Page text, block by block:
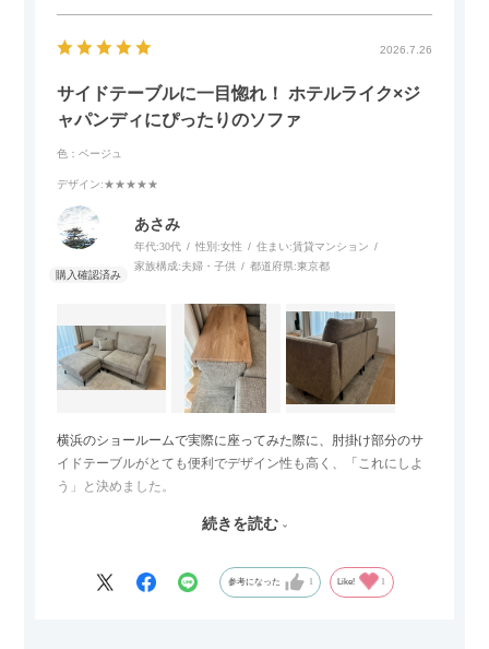
2026.7.26
サイドテーブルに一目惚れ！ ホテルライク×ジ
ャパンディにぴったりのソファ
色：ベージュ
デザイン:★★★★★
あさみ
年代:30代 性別:女性 住まい:賃貸マンション
家族構成:夫婦・子供 都道府県:東京都
横浜のショールームで実際に座ってみた際に、肘掛け部分のサ
イドテーブルがとても便利でデザイン性も高く、「これにしよ
う」と決めました。
サイズは2.5人掛けですが、幅184cmとコンパクトなので圧迫感
グとのバランスもぴったりで、リビング全体がすっきり見えま
続きを読む
参考になった Like!